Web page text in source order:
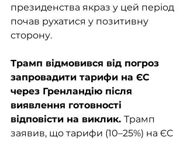
президенства якраз у цей період
почав рухатися у позитивну
сторону.
Трамп відмовився від погроз
запровадити тарифи на ЄС
через Гренландію після
виявлення готовності
відповісти на виклик. Трамп
заявив, що тарифи (10–25%) на ЄС